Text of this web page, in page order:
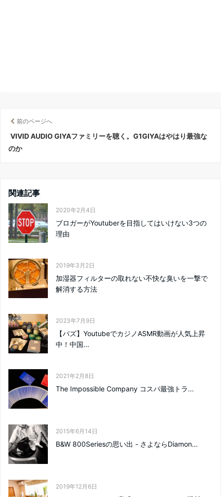
前のページへ
VIVID AUDIO GIYAファミリーを聴く。G1GIYAはやはり最強な
のか
関連記事
2020年2月4日
ブロガーがYoutuberを目指してはいけない3つの
理由
2019年3月2日
加湿器フィルターの取れない不快な臭いを一撃で
解消する方法
2023年7月9日
【バズ】YoutubeでカジノASMR動画が人気上昇
中！中国...
2021年2月8日
The Impossible Company コスパ最強トラ...
2015年6月14日
B&W 800Seriesの思い出 - さよならDiamon...
2019年12月6日